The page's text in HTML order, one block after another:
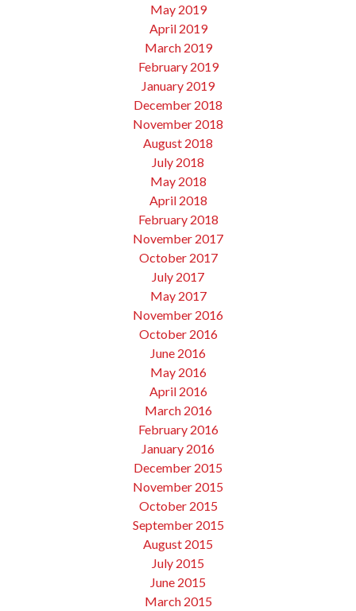
May 2019
April 2019
March 2019
February 2019
January 2019
December 2018
November 2018
August 2018
July 2018
May 2018
April 2018
February 2018
November 2017
October 2017
July 2017
May 2017
November 2016
October 2016
June 2016
May 2016
April 2016
March 2016
February 2016
January 2016
December 2015
November 2015
October 2015
September 2015
August 2015
July 2015
June 2015
March 2015